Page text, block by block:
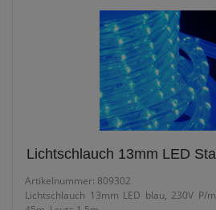
Lichtschlauch 13mm LED
Artikelnummer: 809302
Lichtschlauch 13mm LED blau, 230V P/